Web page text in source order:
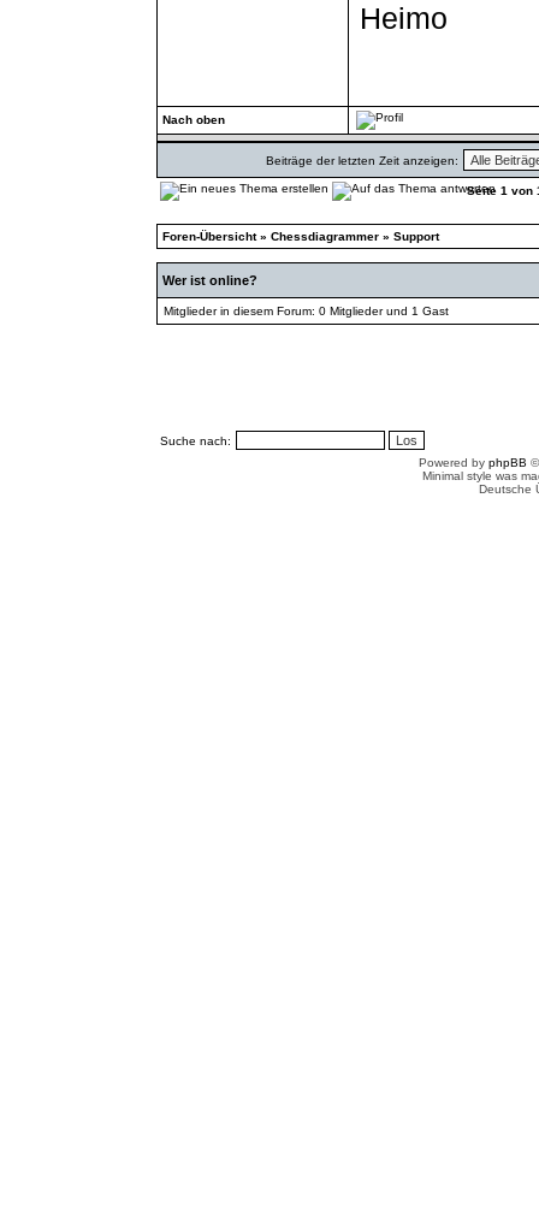
Heimo
Nach oben
Beiträge der letzten Zeit anzeigen:
Seite 1 von
Foren-Übersicht» Chessdiagrammer » Support
Wer ist online?
Mitglieder in diesem Forum: 0 Mitglieder und 1 Gast
Suche nach:
Powered by phpBB
Minimal style was
Deutsche